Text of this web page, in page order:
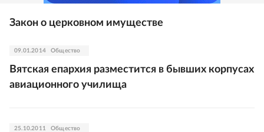
Закон о церковном имуществе
09.01.2014 Общество
Вятская епархия разместится в бывших корпусах
авиационного училища
25.10.2011 Общество